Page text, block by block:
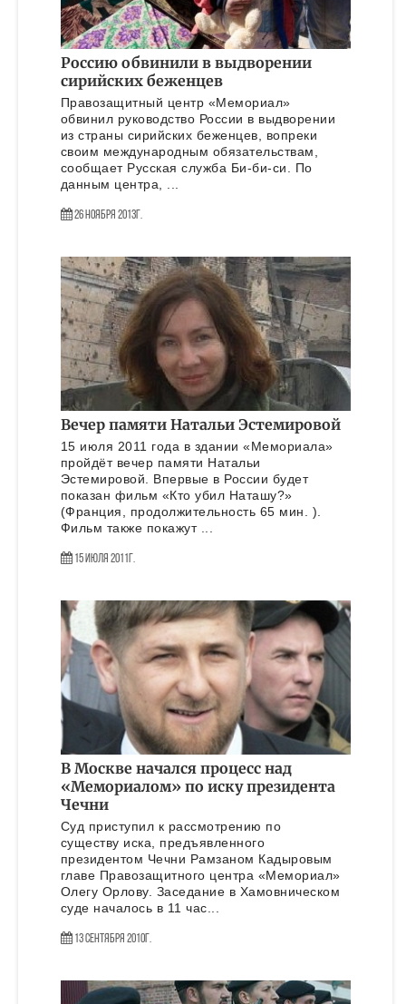
Россию обвинили в выдворении
сирийских беженцев
Правозащитный центр «Мемориал»
обвинил руководство России в выдворении
из страны сирийских беженцев, вопреки
своим международным обязательствам,
сообщает Русская служба Би-би-си. По
данным центра, ...
26 Ноября 2013г.
Вечер памяти Натальи Эстемировой
15 июля 2011 года в здании «Мемориала»
пройдёт вечер памяти Натальи
Эстемировой. Впервые в России будет
показан фильм «Кто убил Наташу?»
(Франция, продолжительность 65 мин. ).
Фильм также покажут ...
15 Июля 2011г.
В Москве начался процесс над
«Мемориалом» по иску президента
Чечни
Суд приступил к рассмотрению по
существу иска, предъявленного
президентом Чечни Рамзаном Кадыровым
главе Правозащитного центра «Мемориал»
Олегу Орлову. Заседание в Хамовническом
суде началось в 11 час...
13 Сентября 2010г.